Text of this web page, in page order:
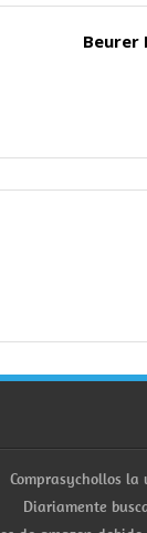
Beurer
Comprasychollos
Diariamente